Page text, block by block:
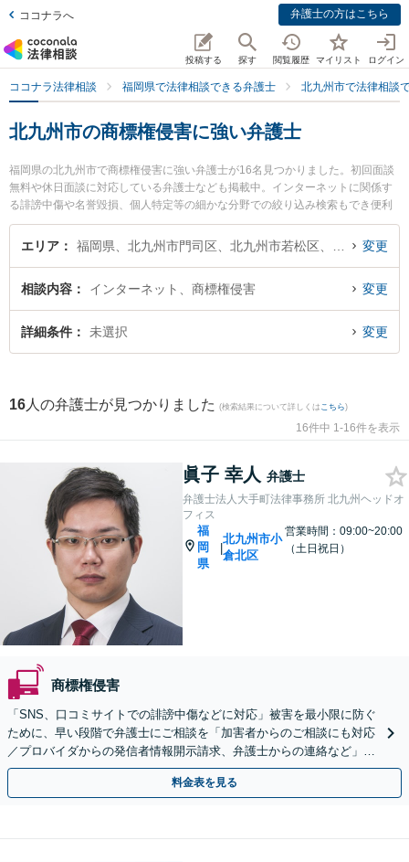
ココナラへ 弁護士の方はこちら
投稿する 探す 閲覧履歴 マイリスト ログイン
ココナラ法律相談 福岡県で法律相談できる弁護士 北九州市で法律相談
北九州市の商標権侵害に強い弁護士
福岡県の北九州市で商標権侵害に強い弁護士が16名見つかりました。初回面談
無料や休日面談に対応している弁護士なども掲載中。インターネットに関係す
る誹謗中傷や名誉毀損、個人特定等の細かな分野での絞り込み検索もでき便利
です。特に弁護士法人大手町法律事務所 北九州ヘッドオフィスの眞子 幸人弁護
士や清風法律事務所の祖父江 弘美弁護士、北九州第一法律事務所の池上 遊弁護
い』『商標権侵害のトラブル解決の実績豊富な近くの弁護士を検索したい』
『初回相談無料で商標権侵害を法律相談できる北九州市内の弁護士に相談予約
したい』などでお困りの相談者さんにおすすめです。
エリア 変更
相談内容 インターネット、商標権侵害 変更
詳細条件 未選択 変更
16 人の弁護士が見つかりました (検索結果について詳しくは こちら)
16件中 1-16件を表示
眞子 幸人 弁護士
弁護士法人大手町法律事務所 北九州ヘッドオ
フィス
福
岡
県
|
北九州市小
倉北区
営業時間：09:00~20:00
（土日祝日）
商標権侵害
「SNS、口コミサイトでの誹謗中傷などに対応」被害を最小限に防ぐ
ために、早い段階で弁護士にご相談を「加害者からのご相談にも対応
／プロバイダからの発信者情報開示請求、弁護士からの連絡など」法
人の風評被害対策にも対応【休日・夜間相談可】
料金表を見る